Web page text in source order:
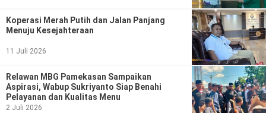
Koperasi Merah Putih dan Jalan Panjang
Menuju Kesejahteraan
11 Juli 2026
Relawan MBG Pamekasan Sampaikan
Aspirasi, Wabup Sukriyanto Siap Benahi
Pelayanan dan Kualitas Menu
2 Juli 2026